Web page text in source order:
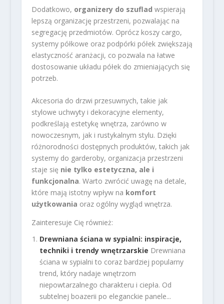
Dodatkowo, organizery do szuflad wspierają
lepszą organizację przestrzeni, pozwalając na
segregację przedmiotów. Oprócz koszy cargo,
systemy półkowe oraz podpórki półek zwiększają
elastyczność aranżacji, co pozwala na łatwe
dostosowanie układu półek do zmieniających się
potrzeb.
Akcesoria do drzwi przesuwnych, takie jak
stylowe uchwyty i dekoracyjne elementy,
podkreślają estetykę wnętrza, zarówno w
nowoczesnym, jak i rustykalnym stylu. Dzięki
różnorodności dostępnych produktów, takich jak
systemy do garderoby, organizacja przestrzeni
staje się nie tylko estetyczna, ale i
funkcjonalna. Warto zwrócić uwagę na detale,
które mają istotny wpływ na komfort
użytkowania oraz ogólny wygląd wnętrza.
Zainteresuje Cię również:
Drewniana ściana w sypialni: inspiracje,
techniki i trendy wnętrzarskie Drewniana
ściana w sypialni to coraz bardziej popularny
trend, który nadaje wnętrzom
niepowtarzalnego charakteru i ciepła. Od
subtelnej boazerii po eleganckie panele...